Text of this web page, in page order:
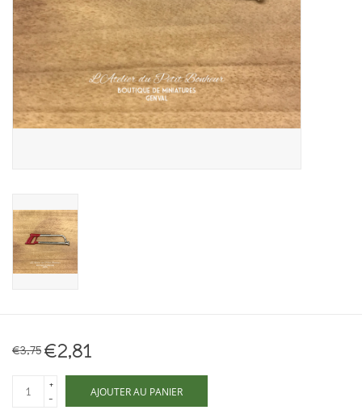
Bois
Noël
1/24ème
Maison de souris
miniature - The Mouse
€3,75 €2,81
+
-
AJOUTER AU PANIER